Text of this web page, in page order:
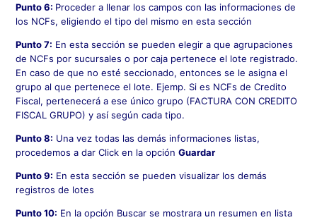
Punto 6: Proceder a llenar los campos con las informaciones de
los NCFs, eligiendo el tipo del mismo en esta sección
Punto 7: En esta sección se pueden elegir a que agrupaciones
de NCFs por sucursales o por caja pertenece el lote registrado.
En caso de que no esté seccionado, entonces se le asigna el
grupo al que pertenece el lote. Ejemp. Si es NCFs de Credito
Fiscal, pertenecerá a ese único grupo (FACTURA CON CREDITO
FISCAL GRUPO) y así según cada tipo.
Punto 8: Una vez todas las demás informaciones listas,
procedemos a dar Click en la opciónGuardar
Punto 9: En esta sección se pueden visualizar los demás
registros de lotes
Punto 10: En la opción Buscar se mostrara un resumen en lista